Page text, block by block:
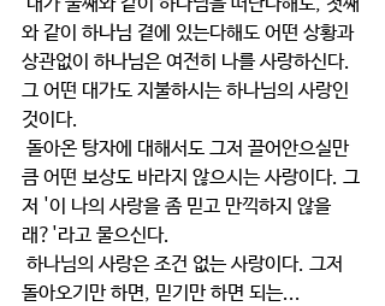
와 같이 하나님 곁에 있는다해도 어떤 상황과
상관없이 하나님은 여전히 나를 사랑하신다.
그 어떤 대가도 지불하시는 하나님의 사랑인
것이다.
큼 어떤 보상도 바라지 않으시는 사랑이다. 그
저 '이 나의 사랑을 좀 믿고 만끽하지 않을
래?'라고 물으신다.
돌아오기만 하면, 믿기만 하면 되는...